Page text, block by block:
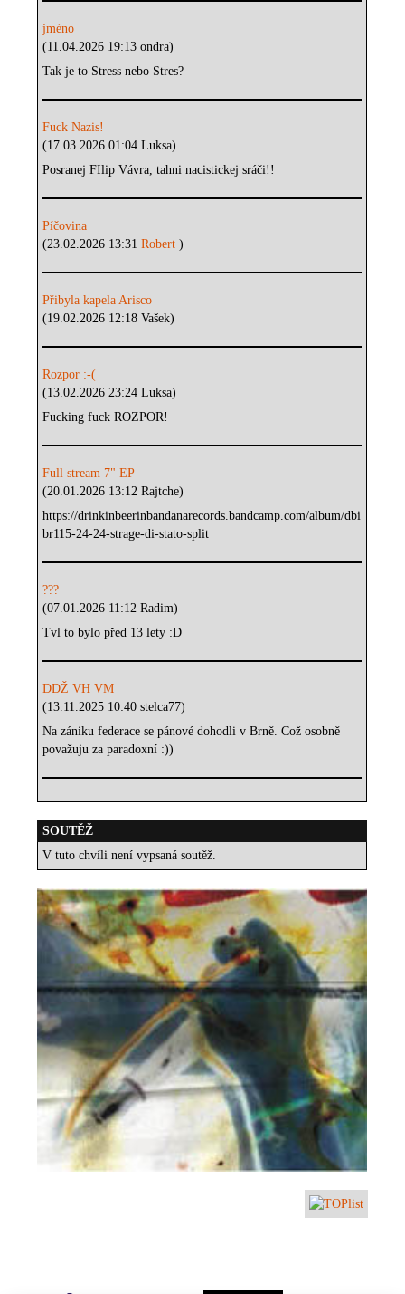
jméno
(11.04.2026 19:13 ondra)
Tak je to Stress nebo Stres?
Fuck Nazis!
(17.03.2026 01:04 Luksa)
Posranej FIlip Vávra, tahni nacistickej sráči!!
Píčovina
(23.02.2026 13:31Robert)
Přibyla kapela Arisco
(19.02.2026 12:18 Vašek)
Rozpor :-(
(13.02.2026 23:24 Luksa)
Fucking fuck ROZPOR!
Full stream 7" EP
(20.01.2026 13:12 Rajtche)
https://drinkinbeerinbandanarecords.bandcamp.com/album/dbi
br115-24-24-strage-di-stato-split
???
(07.01.2026 11:12 Radim)
Tvl to bylo před 13 lety :D
DDŽ VH VM
(13.11.2025 10:40 stelca77)
Na zániku federace se pánové dohodli v Brně. Což osobně
považuju za paradoxní :))
SOUTĚŽ
V tuto chvíli není vypsaná soutěž.